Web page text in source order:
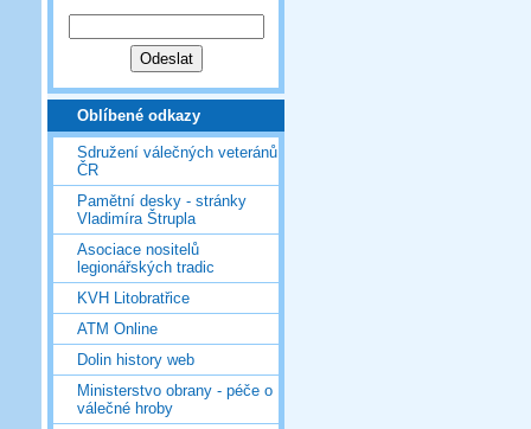
Oblíbené odkazy
Sdružení válečných veteránů
ČR
Pamětní desky - stránky
Vladimíra Štrupla
Asociace nositelů
legionářských tradic
KVH Litobratřice
ATM Online
Dolin history web
Ministerstvo obrany - péče o
válečné hroby